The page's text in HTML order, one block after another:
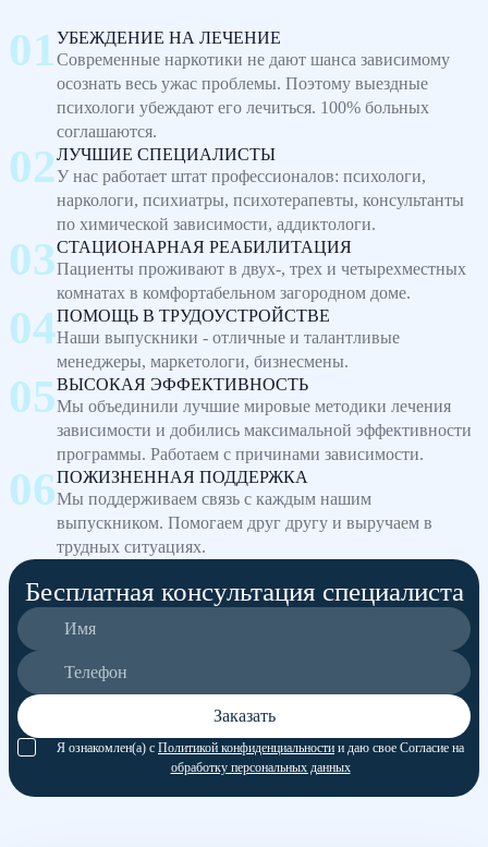
УБЕЖДЕНИЕ НА ЛЕЧЕНИЕ
Современные наркотики не дают шанса зависимому
осознать весь ужас проблемы. Поэтому выездные
психологи убеждают его лечиться. 100% больных
соглашаются.
ЛУЧШИЕ СПЕЦИАЛИСТЫ
У нас работает штат профессионалов: психологи,
наркологи, психиатры, психотерапевты, консультанты
по химической зависимости, аддиктологи.
СТАЦИОНАРНАЯ РЕАБИЛИТАЦИЯ
Пациенты проживают в двух-, трех и четырехместных
комнатах в комфортабельном загородном доме.
ПОМОЩЬ В ТРУДОУСТРОЙСТВЕ
Наши выпускники - отличные и талантливые
менеджеры, маркетологи, бизнесмены.
ВЫСОКАЯ ЭФФЕКТИВНОСТЬ
Мы объединили лучшие мировые методики лечения
зависимости и добились максимальной эффективности
программы. Работаем с причинами зависимости.
ПОЖИЗНЕННАЯ ПОДДЕРЖКА
Мы поддерживаем связь с каждым нашим
выпускником. Помогаем друг другу и выручаем в
трудных ситуациях.
Бесплатная консультация специалиста
Заказать
Я ознакомлен(а) с Политикой конфиденциальности и даю свое Согласие на
обработку персональных данных